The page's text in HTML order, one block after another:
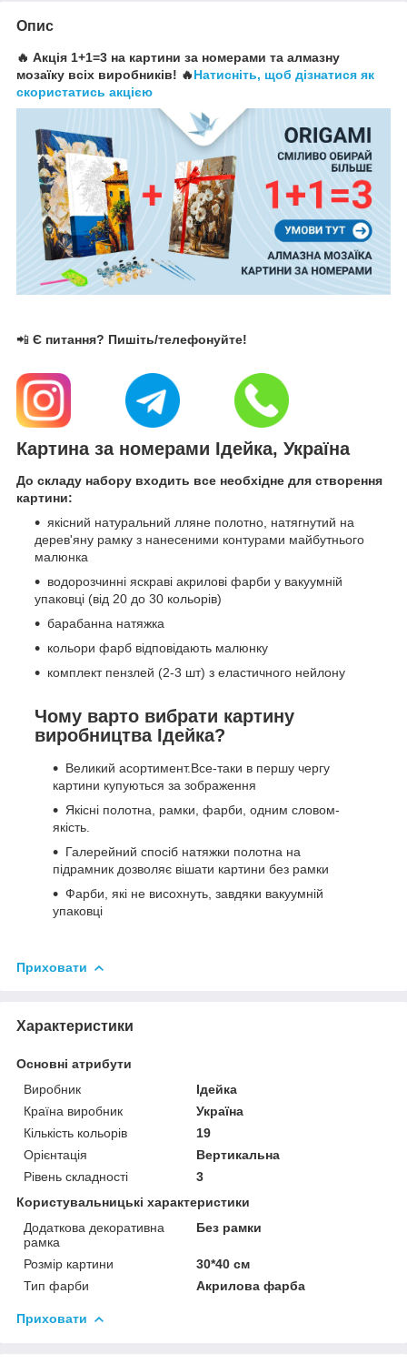
Опис
🔥 Акція 1+1=3 на картини за номерами та алмазну
мозаїку всіх виробників! 🔥Натисніть, щоб дізнатися як
скористатись акцією
📲 Є питання? Пишіть/телефонуйте!
Картина за номерами Ідейка, Україна
До складу набору входить все необхідне для створення
картини:
якісний натуральний лляне полотно, натягнутий на
дерев'яну рамку з нанесеними контурами майбутнього
малюнка
водорозчинні яскраві акрилові фарби у вакуумній
упаковці (від 20 до 30 кольорів)
барабанна натяжка
кольори фарб відповідають малюнку
комплект пензлей (2-3 шт) з еластичного нейлону
Чому варто вибрати картину
виробництва Ідейка?
Великий асортимент.Все-таки в першу чергу
картини купуються за зображення
Якісні полотна, рамки, фарби, одним словом-
якість.
Галерейний спосіб натяжки полотна на
підрамник дозволяє вішати картини без рамки
Фарби, які не висохнуть, завдяки вакуумній
упаковці
Приховати
Характеристики
Основні атрибути
Виробник
Ідейка
Країна виробник
Україна
Кількість кольорів
19
Орієнтація
Вертикальна
Рівень складності
3
Користувальницькі характеристики
Додаткова декоративна
рамка
Без рамки
Розмір картини
30*40 см
Тип фарби
Акрилова фарба
Приховати